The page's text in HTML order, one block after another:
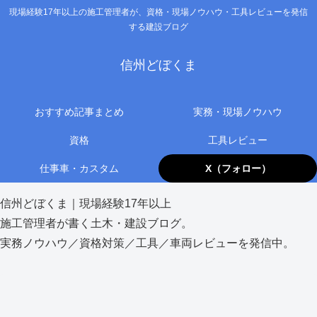
現場経験17年以上の施工管理者が、資格・現場ノウハウ・工具レビューを発信
する建設ブログ
信州どぼくま
おすすめ記事まとめ 実務・現場ノウハウ
資格 工具レビュー
仕事車・カスタム X（フォロー）
信州どぼくま｜現場経験17年以上
施工管理者が書く土木・建設ブログ。
実務ノウハウ／資格対策／工具／車両レビューを発信中。